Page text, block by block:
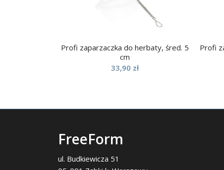
Profi zaparzaczka do herbaty, śred. 5
cm
33,90 zł
Profi
FreeForm
ul. Budkiewicza 51